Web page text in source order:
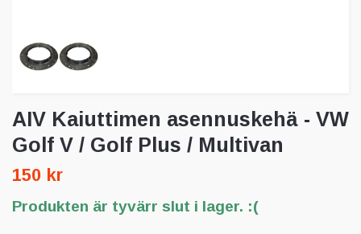
AIV Kaiuttimen asennuskehä - VW
Golf V / Golf Plus / Multivan
150 kr
Produkten är tyvärr slut i lager. :(